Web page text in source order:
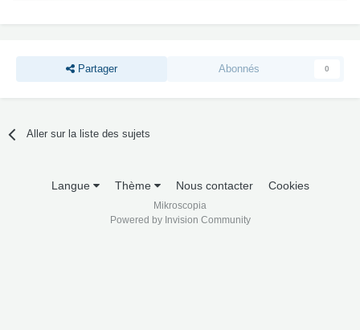
Partager Abonnés 0
Aller sur la liste des sujets
Langue Thème Nous contacter Cookies
Mikroscopia
Powered by Invision Community